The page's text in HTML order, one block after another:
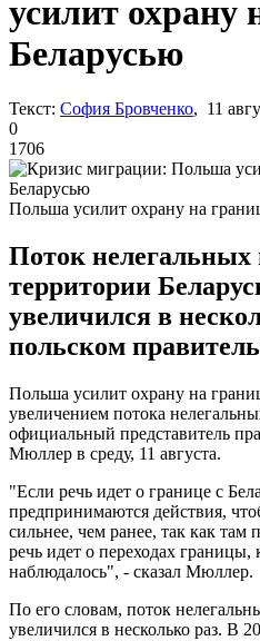
усилит охрану
Беларусью
Текст: София Бровченко, 11
0
1706
Польша усилит охрану на
Поток нелегальных
территории
увеличился в
польском
Польша усилит охрану на
увеличением потока
официальный представитель
Мюллер в среду, 11 августа.
"Если речь идет о границе с
предпринимаются действия,
сильнее, чем ранее, так как там
речь идет о переходах границы,
наблюдалось", - сказал Мюллер.
По его словам, поток
увеличился в несколько раз. В